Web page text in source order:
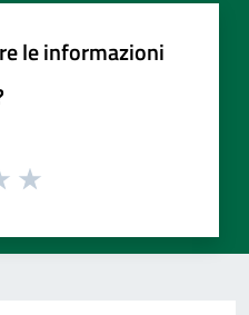
le informazioni